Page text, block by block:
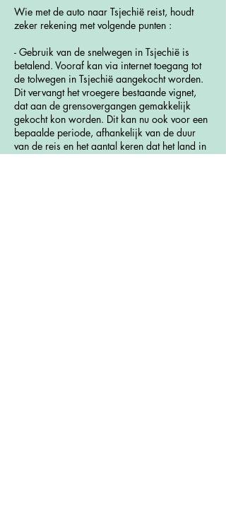
Wie met de auto naar Tsjechië reist, houdt
zeker rekening met volgende punten :
- Gebruik van de snelwegen in Tsjechië is
betalend. Vooraf kan via internet toegang tot
de tolwegen in Tsjechië aangekocht worden.
Dit vervangt het vroegere bestaande vignet,
dat aan de grensovergangen gemakkelijk
gekocht kon worden. Dit kan nu ook voor een
bepaalde periode, afhankelijk van de duur
van de reis en het aantal keren dat het land in